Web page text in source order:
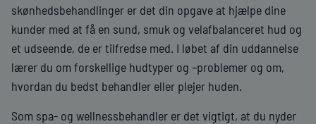
skønhedsbehandlinger er det din opgave at hjælpe dine
kunder med at få en sund, smuk og velafbalanceret hud og
et udseende, de er tilfredse med. I løbet af din uddannelse
lærer du om forskellige hudtyper og –problemer og om,
hvordan du bedst behandler eller plejer huden.
Som spa- og wellnessbehandler er det vigtigt, at du nyder